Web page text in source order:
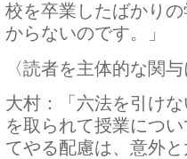
校を卒業したばかり
からないのです。」
〈読者を主体的な関与
大村：
「六法を引け
を取られて授業につ
てやる配慮は、意外